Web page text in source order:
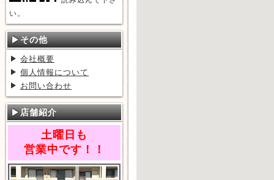
い。
その他
会社概要
個人情報について
お問い合わせ
店舗紹介
土曜日も
営業中です！！